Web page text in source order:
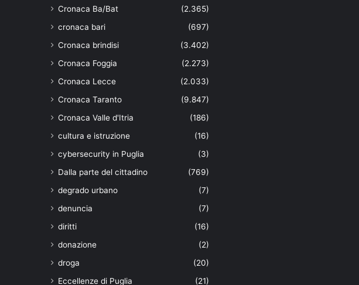
Cronaca Ba/Bat
(2.365)
cronaca bari
(697)
Cronaca brindisi
(3.402)
Cronaca Foggia
(2.273)
Cronaca Lecce
(2.033)
Cronaca Taranto
(9.847)
Cronaca Valle d'Itria
(186)
cultura e istruzione
(16)
cybersecurity in Puglia
(3)
Dalla parte del cittadino
(769)
degrado urbano
(7)
denuncia
(7)
diritti
(16)
donazione
(2)
droga
(20)
Eccellenze di Puglia
(21)